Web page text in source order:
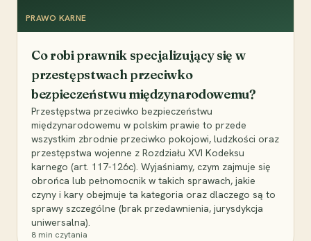
PRAWO KARNE
Co robi prawnik specjalizujący się w
przestępstwach przeciwko
bezpieczeństwu międzynarodowemu?
Przestępstwa przeciwko bezpieczeństwu
międzynarodowemu w polskim prawie to przede
wszystkim zbrodnie przeciwko pokojowi, ludzkości oraz
przestępstwa wojenne z Rozdziału XVI Kodeksu
karnego (art. 117-126c). Wyjaśniamy, czym zajmuje się
obrońca lub pełnomocnik w takich sprawach, jakie
czyny i kary obejmuje ta kategoria oraz dlaczego są to
sprawy szczególne (brak przedawnienia, jurysdykcja
uniwersalna).
8 min czytania